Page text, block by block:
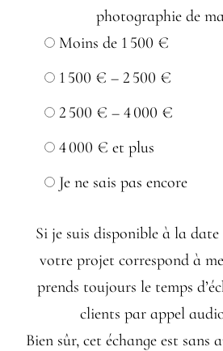
photographie de
Moins de 1 500 €
1 500 € – 2 500 €
2 500 € – 4 000 €
4 000 € et plus
Je ne sais pas encore
Si je suis disponible à la
votre projet correspond à
prends toujours le temps
clients par appel
Bien sûr, cet échange est sans